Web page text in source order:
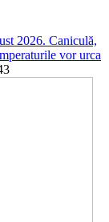
2026. Caniculă,
vor urca